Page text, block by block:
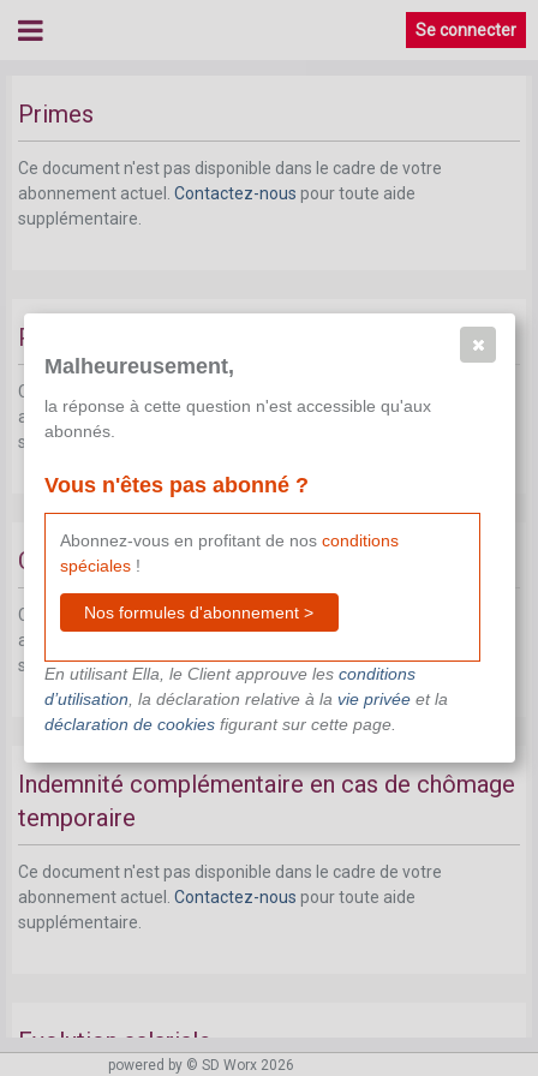
Se connecter
Primes
Ce document n'est pas disponible dans le cadre de votre
abonnement actuel. Contactez-nous pour toute aide
supplémentaire.
Prime de fin d'année
Ce document n'est pas disponible dans le cadre de votre
abonnement actuel.Contactez-nous pour toute aide
supplémentaire.
Complément de pécule de vacances
Ce document n'est pas disponible dans le cadre de votre
abonnement actuel.
supplémentaire.
Indemnité complémentaire en cas de chômage
temporaire
Ce document n'est pas disponible dans le cadre de votre
abonnement actuel. Contactez-nous pour toute aide
supplémentaire.
Evolution salariale
powered by © SD Worx 2026
Malheureusement,
la réponse à cette question n'est accessible qu'aux
abonnés.
Vous n'êtes pas abonné ?
Abonnez-vous en profitant de nos conditions
spéciales!
Nos formules d'abonnement >
En utilisant Ella, le Client approuve les conditions
d’utilisation , la déclaration relative à la vie privéeet la
déclaration de cookiesfigurant sur cette page.